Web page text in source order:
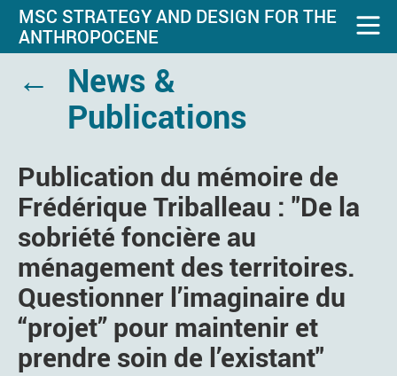
MSC STRATEGY AND DESIGN FOR THE
ANTHROPOCENE
←
News &
Publications
Publication du mémoire de
Frédérique Triballeau : "De la
sobriété foncière au
ménagement des territoires.
Questionner l’imaginaire du
“projet” pour maintenir et
prendre soin de l’existant"